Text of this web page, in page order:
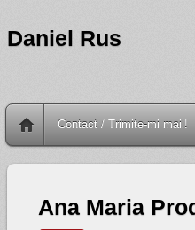
Daniel Rus
Contact / Trimite-mi mail!
Ana Maria